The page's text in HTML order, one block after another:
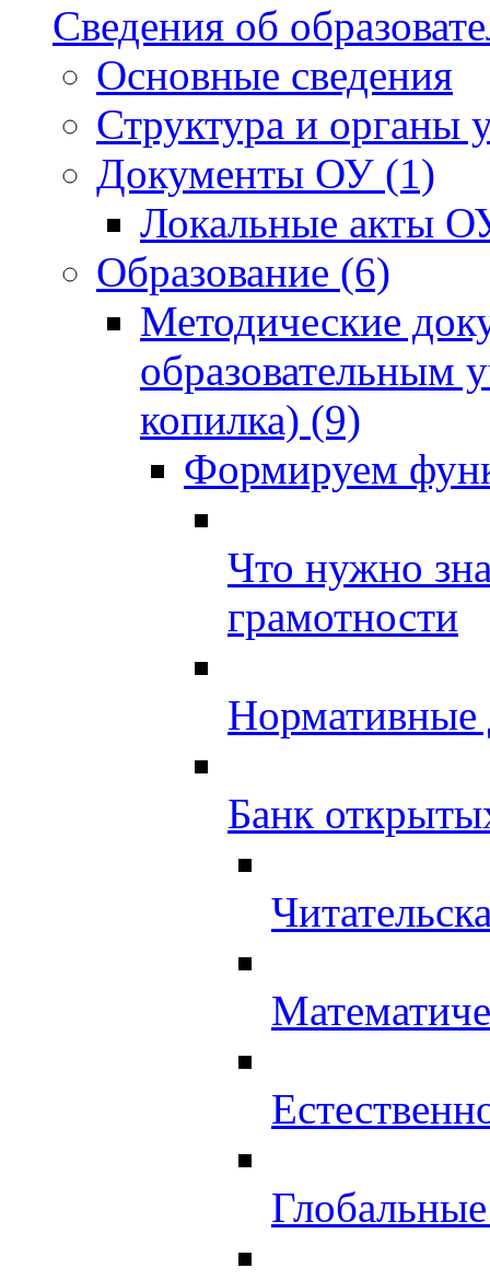
Сведения об
Основные сведения
Структура и органы
Документы ОУ (1)
Локальные акты
Образование (6)
Методические
образовательным
копилка) (9)
Формируем
Что нужно
грамотности
Нормативные
Банк